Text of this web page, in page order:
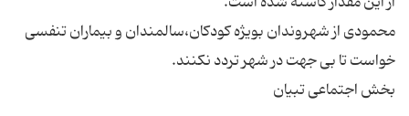
محمودی از شهروندان بویژه كودكان،‌سالمندان و بیماران تنفسی